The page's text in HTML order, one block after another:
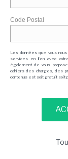
Code Postal
Les données que vous
services en lien avec
également de vous
cahiers des charges, des
contenus est soit gratuit soit